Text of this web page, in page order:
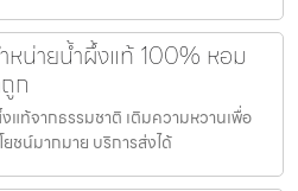
หน่ายน้ำผึ้งแท้ 100% หอม
ก
แท้จากธรรมชาติ เติมความหวานเพื่อ
ชน์มากมาย บริการส่งได้